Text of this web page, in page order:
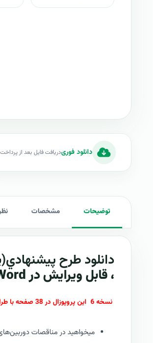
دانلود فوریدریافت فایل بعد از پرداخت
توضیحات مشخصات
دانلود طرح
، قابل ویرایش در Word
نسخه 6 این پروپوزال در 38 صفحه با طراحی فوق العاده جذاب و لوکس | از سری پروپوزال های جدید کازیو : RFP V6
میخواهید در مناقصات